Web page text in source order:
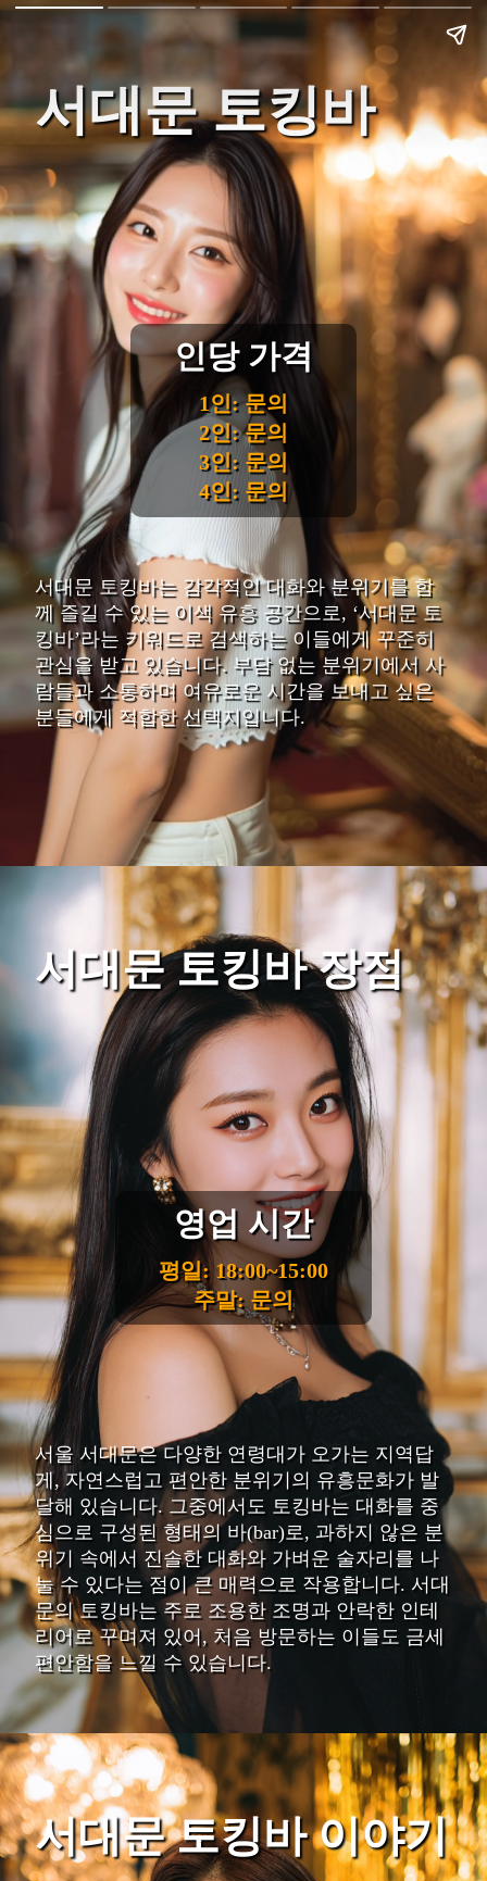
서대문 토킹바
인당 가격
1인: 문의
2인: 문의
3인: 문의
4인: 문의
서대문 토킹바는 감각적인 대화와 분위기를 함
께 즐길 수 있는 이색 유흥 공간으로, ‘서대문 토
킹바’라는 키워드로 검색하는 이들에게 꾸준히
관심을 받고 있습니다. 부담 없는 분위기에서 사
람들과 소통하며 여유로운 시간을 보내고 싶은
분들에게 적합한 선택지입니다.
서대문 토킹바 장점
영업 시간
평일: 18:00~15:00
주말: 문의
서울 서대문은 다양한 연령대가 오가는 지역답
게, 자연스럽고 편안한 분위기의 유흥문화가 발
달해 있습니다. 그중에서도 토킹바는 대화를 중
심으로 구성된 형태의 바(bar)로, 과하지 않은 분
위기 속에서 진솔한 대화와 가벼운 술자리를 나
눌 수 있다는 점이 큰 매력으로 작용합니다. 서대
문의 토킹바는 주로 조용한 조명과 안락한 인테
리어로 꾸며져 있어, 처음 방문하는 이들도 금세
편안함을 느낄 수 있습니다.
서대문 토킹바 이야기